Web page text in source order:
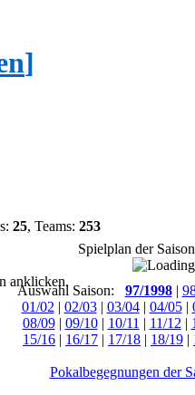
]
25, Teams: 253
Spielplan der
anklicken.
Auswahl Saison: 97/1998|
01/02 | 02/03| 03/04| 04/05|
08/09| 09/10| 10/11 | 11/12 |
15/16 | 16/17 | 17/18 | 18/19 |
Pokalbegegnungen der